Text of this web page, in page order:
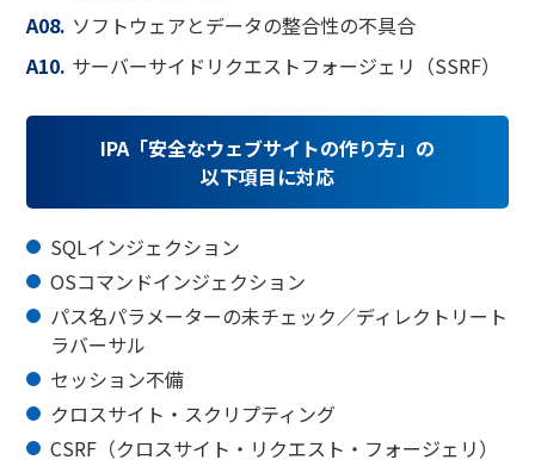
A08. ソフトウェアとデータの整合性の不具合
A10. サーバーサイドリクエストフォージェリ（SSRF）
IPA「安全なウェブサイトの作り方」の
以下項目に対応
SQLインジェクション
OSコマンドインジェクション
パス名パラメーターの未チェック／ディレクトリート
ラバーサル
セッション不備
クロスサイト・スクリプティング
CSRF（クロスサイト・リクエスト・フォージェリ）